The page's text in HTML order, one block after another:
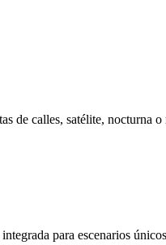
de calles, satélite, nocturna o
para escenarios